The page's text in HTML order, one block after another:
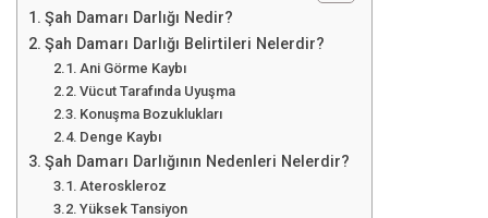
Şah Damarı Darlığı Nedir?
Şah Damarı Darlığı Belirtileri Nelerdir?
Ani Görme Kaybı
Vücut Tarafında Uyuşma
Konuşma Bozuklukları
Denge Kaybı
Şah Damarı Darlığının Nedenleri Nelerdir?
Ateroskleroz
Yüksek Tansiyon